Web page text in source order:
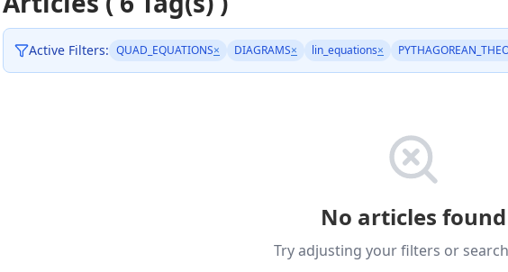
Active Filters: QUAD_EQUATIONS× DIAGRAMS× lin_equations×
No articles found
Try adjusting your filters or